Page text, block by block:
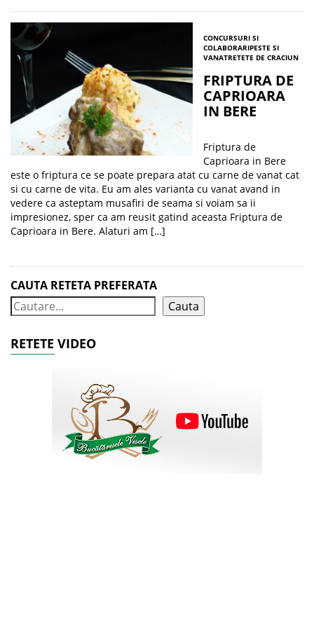
CONCURSURI SI
COLABORARIPESTE SI
VANATRETETE DE CRACIUN
FRIPTURA DE
CAPRIOARA
IN BERE
Friptura de
Caprioara in Bere
este o friptura ce se poate prepara atat cu carne de vanat cat
si cu carne de vita. Eu am ales varianta cu vanat avand in
vedere ca asteptam musafiri de seama si voiam sa ii
impresionez, sper ca am reusit gatind aceasta Friptura de
Caprioara in Bere. Alaturi am […]
CAUTA RETETA PREFERATA
Cauta
RETETE VIDEO